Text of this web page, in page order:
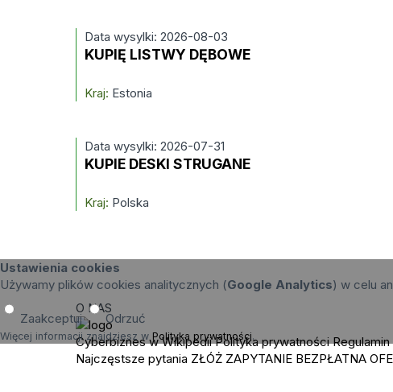
Data wysylki: 2026-08-03
KUPIĘ LISTWY DĘBOWE
Kraj: Estonia
Data wysylki: 2026-07-31
KUPIE DESKI STRUGANE
Kraj: Polska
Ustawienia cookies
Używamy plików cookies analitycznych (Google Analytics) w celu
Zaakceptuj Odrzuć
Więcej informacji znajdziesz w Polityka prywatności.
O NAS
Cyberbiznes w Wikipedii Polityka prywatności
Najczęstsze pytania ZŁÓŻ ZAPYTANIE BEZPŁATNA